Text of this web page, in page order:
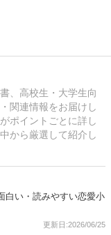
、高校生・大学生向
関連情報をお届けし
ポイントごとに詳し
から厳選して紹介し
白い・読みやすい恋愛小
更新日:2026/06/25